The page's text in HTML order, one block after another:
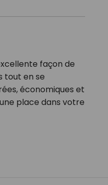
façon de
tout en se
économiques et
place dans votre